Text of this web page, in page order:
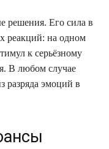
решения. Его сила в
реакций: на одном
к серьёзному
В любом случае
разряда эмоций в